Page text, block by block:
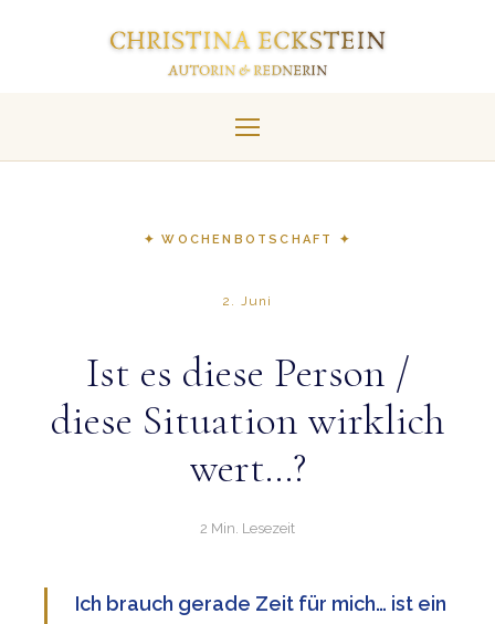
✦ WOCHENBOTSCHAFT ✦
2. Juni
Ist es diese Person /
diese Situation wirklich
wert…?
2 Min. Lesezeit
Ich brauch gerade Zeit für mich… ist ein